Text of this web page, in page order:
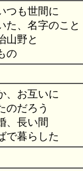
つも世間に
た、名字のこと
山野と
の
、お互いに
のだろう
、長い間
で暮らした